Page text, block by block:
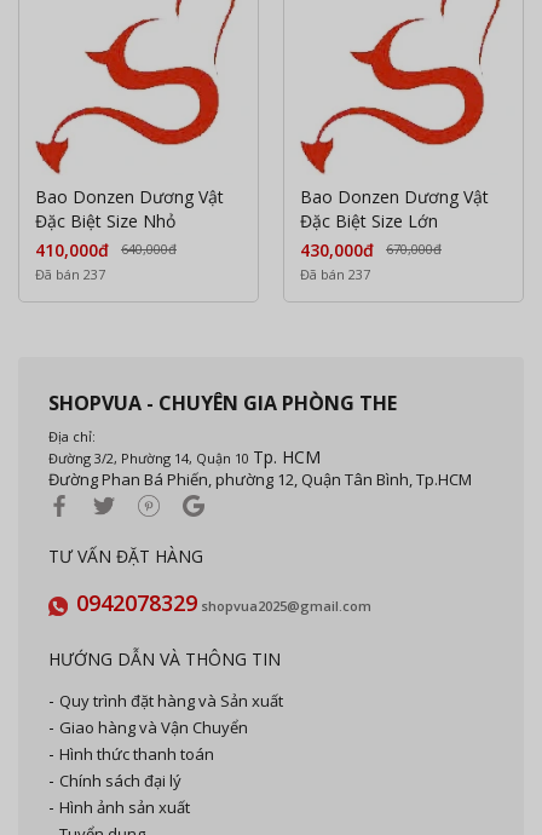
Bao Donzen Dương Vật
Đặc Biệt Size Nhỏ
410,000đ
640,000đ
Đã bán 237
Bao Donzen Dương Vật
Đặc Biệt Size Lớn
430,000đ
670,000đ
Đã bán 237
SHOPVUA - CHUYÊN GIA PHÒNG THE
Địa chỉ:
Đường 3/2, Phường 14, Quận 10 Tp. HCM
Đường Phan Bá Phiến, phường 12, Quận Tân Bình, Tp.HCM
TƯ VẤN ĐẶT HÀNG
0942078329 shopvua2025@gmail.com
HƯỚNG DẪN VÀ THÔNG TIN
Quy trình đặt hàng và Sản xuất
Giao hàng và Vận Chuyển
Hình thức thanh toán
Chính sách đại lý
Hình ảnh sản xuất